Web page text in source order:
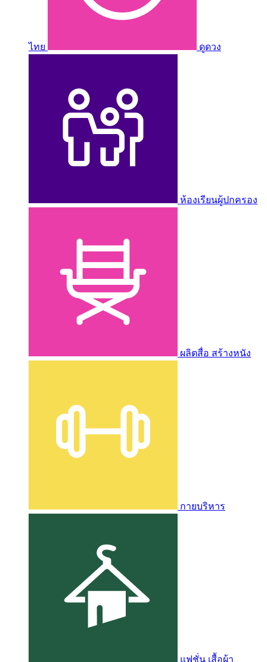
ไทย ดูดวง
ห้องเรียนผู้ปกครอง
ผลิตสื่อ สร้างหนัง
กายบริหาร
แฟชั่น เสื้อผ้า